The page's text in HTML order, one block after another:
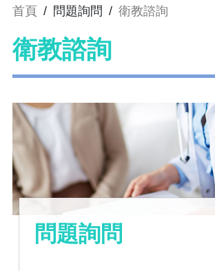
首頁 / 問題詢問 / 衛教諮詢
衛教諮詢
問題詢問